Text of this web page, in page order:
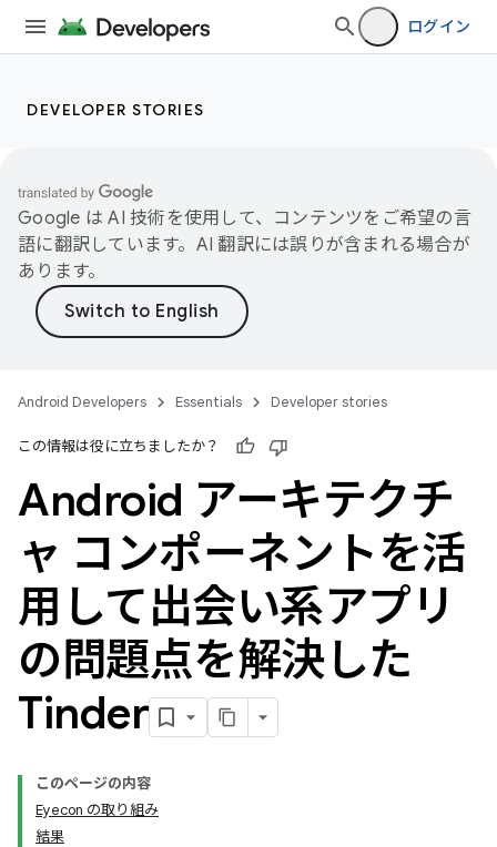
ログイン
DEVELOPER STORIES
Google は AI 技術を使用して、コンテンツをご希望の言
語に翻訳しています。AI 翻訳には誤りが含まれる場合が
あります。
Android Developers Essentials Developer stories
この情報は役に立ちましたか？
Android アーキテクチ
ャ コンポーネントを活
用して出会い系アプリ
の問題点を解決した
Tinder
このページの内容
Eyecon の取り組み
結果